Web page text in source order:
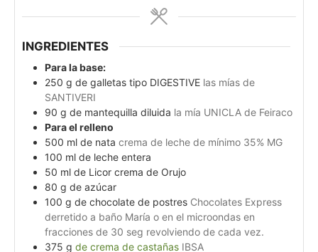
INGREDIENTES
Para la base:
250 g de galletas tipo DIGESTIVE las mías de
SANTIVERI
90 g de mantequilla diluida la mía UNICLA de Feiraco
Para el relleno
500 ml de nata crema de leche de mínimo 35% MG
100 ml de leche entera
50 ml de Licor crema de Orujo
80 g de azúcar
100 g de chocolate de postres Chocolates Express
derretido a baño María o en el microondas en
fracciones de 30 seg revolviendo de cada vez.
375 g de crema de castañas IBSA